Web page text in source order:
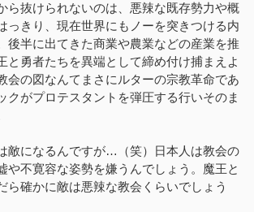
ら抜けられないのは、悪辣な既存勢力や概
っきり、現在世界にもノーを突きつける内
後半に出てきた商業や農業などの産業を推
と勇者たちを異端として締め付け捕まえよ
会の図なんてまさにルターの宗教革命であ
クがプロテスタントを弾圧する行いそのま
敵になるんですが…（笑）日本人は教会の
や不寛容な姿勢を嫌うんでしょう。魔王と
ら確かに敵は悪辣な教会くらいでしょう